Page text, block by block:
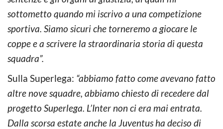
sottometto quando mi iscrivo a una competizione
sportiva. Siamo sicuri che torneremo a giocare le
coppe e a scrivere la straordinaria storia di questa
squadra”.
Sulla Superlega: “abbiamo fatto come avevano fatto
altre nove squadre, abbiamo chiesto di recedere dal
progetto Superlega. L’Inter non ci era mai entrata.
Dalla scorsa estate anche la Juventus ha deciso di